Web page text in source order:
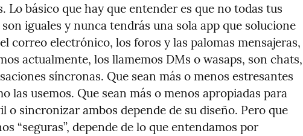
Lo básico que hay que entender es que no todas tus
iguales y nunca tendrás una sola app que solucione
correo electrónico, los foros y las palomas mensajeras,
actualmente, los llamemos DMs o wasaps, son chats,
síncronas. Que sean más o menos estresantes
las usemos. Que sean más o menos apropiadas para
o sincronizar ambos depende de su diseño. Pero que
“seguras”, depende de lo que entendamos por